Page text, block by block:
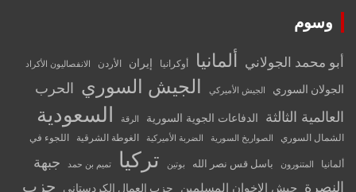
وسوم
أبو محمد الجولاني ألمانيا أوكرانيا إيران الأردن الانفصاليون الأكراد
الجولان السوري الجيش الأميركي الجيش السوري الحرب
العالمية الثالثة
الدفاعات الجوية السورية الرقة السعودية
الشمال السوري الصواريخ السورية الضربة الأميركية الغوطة الشرقية اللجوء في
ألمانيا المتنورون باسل قس نصر الله بوتين تركيا تميم بن حمد
جبهة
النصرة
جيش الإخوان المسلمين حزب العمال الكردستاني حزب